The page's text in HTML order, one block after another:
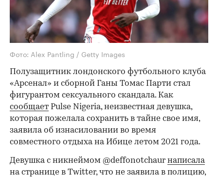
Фото: Alex Pantling / Getty Images
Полузащитник лондонского футбольного клуба
«Арсенал» и сборной Ганы Томас Парти стал
фигурантом сексуального скандала. Как
сообщает Pulse Nigeria, неизвестная девушка,
которая пожелала сохранить в тайне свое имя,
заявила об изнасиловании во время
совместного отдыха на Ибице летом 2021 года.
Девушка с никнеймом @deffonotchaur написала
на странице в Twitter, что не заявила в полицию,